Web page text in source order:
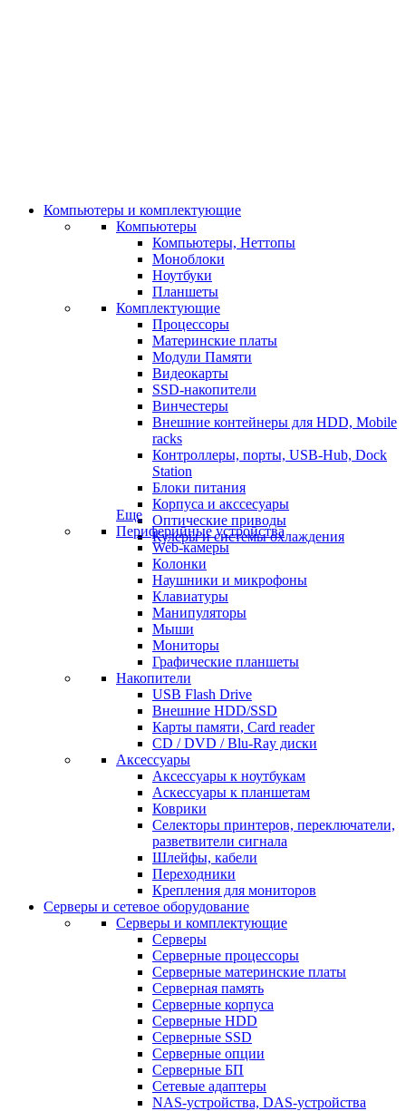
Компьютеры и комплектующие
Компьютеры
Компьютеры, Неттопы
Моноблоки
Ноутбуки
Планшеты
Комплектующие
Процессоры
Материнские платы
Модули Памяти
Видеокарты
SSD-накопители
Винчестеры
Внешние контейнеры для HDD, Mobile
racks
Контроллеры, порты, USB-Hub, Dock
Station
Блоки питания
Корпуса и акссесуары
Оптические приводы
Кулеры и системы охлаждения
Еще
Периферийные устройства
Web-камеры
Колонки
Наушники и микрофоны
Клавиатуры
Манипуляторы
Мыши
Мониторы
Графические планшеты
Накопители
USB Flash Drive
Внешние HDD/SSD
Карты памяти, Card reader
CD / DVD / Blu-Ray диски
Аксессуары
Аксессуары к ноутбукам
Аскессуары к планшетам
Коврики
Селекторы принтеров, переключатели,
разветвители сигнала
Шлейфы, кабели
Переходники
Крепления для мониторов
Серверы и сетевое оборудование
Серверы и комплектующие
Серверы
Серверные процессоры
Серверные материнские платы
Серверная память
Серверные корпуса
Серверные HDD
Серверные SSD
Серверные опции
Серверные БП
Сетевые адаптеры
NAS-устройства, DAS-устройства